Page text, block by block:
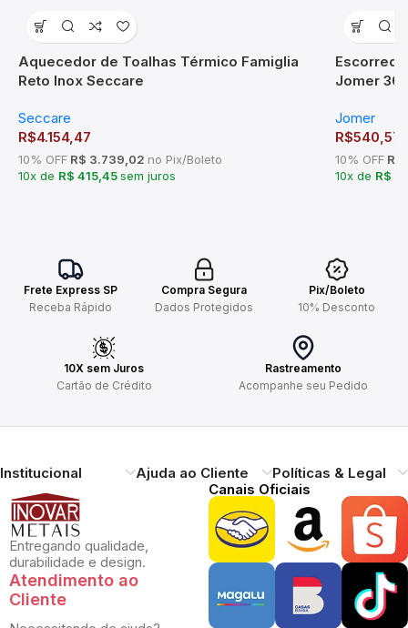
Aquecedor de Toalhas Térmico Famiglia
Reto Inox Seccare
Seccare
R$4.154,47
10% OFF R$ 3.739,02 no Pix/Boleto
10x de R$ 415,45sem juros
Jomer
Jomer
R$540,57
10% OFF R$
10x de R$
Frete Express SP
Receba Rápido
Compra Segura
Dados Protegidos
Pix/Boleto
10% Desconto
10X sem Juros
Cartão de Crédito
Rastreamento
Acompanhe seu Pedido
Institucional Ajuda ao Cliente Políticas & Legal
Entregando qualidade,
durabilidade e design.
Atendimento ao
Cliente
Canais Oficiais